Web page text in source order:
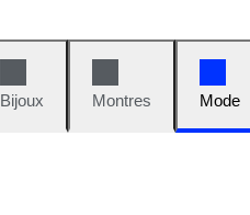
Bijoux Montres Mode